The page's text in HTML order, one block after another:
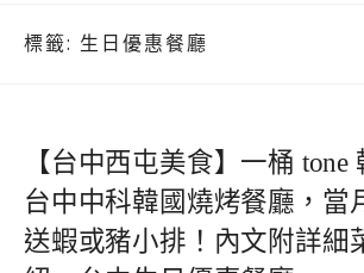
標籤: 生日優惠餐廳
【台中西屯美食】一桶 tone
台中中科韓國燒烤餐廳，當
送蝦或豬小排！內文附詳細